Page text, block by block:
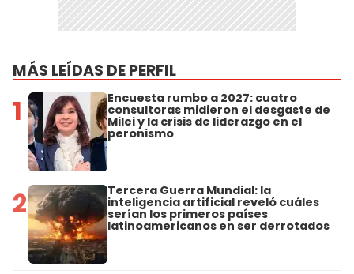
MÁS LEÍDAS DE PERFIL
1 Encuesta rumbo a 2027: cuatro
consultoras midieron el desgaste de
Milei y la crisis de liderazgo en el
peronismo
2 Tercera Guerra Mundial: la
inteligencia artificial reveló cuáles
serían los primeros países
latinoamericanos en ser derrotados